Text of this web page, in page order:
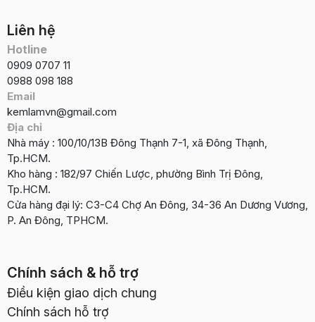
Liên hệ
Hotline
0909 0707 11
0988 098 188
Email
kemlamvn@gmail.com
Địa chỉ
Nhà máy : 100/10/13B Đông Thạnh 7-1, xã Đông Thạnh,
Tp.HCM.
Kho hàng : 182/97 Chiến Lược, phường Bình Trị Đông,
Tp.HCM.
Cửa hàng đại lý: C3-C4 Chợ An Đông, 34-36 An Dương Vương,
P. An Đông, TPHCM.
Chính sách & hỗ trợ
Điều kiện giao dịch chung
Chính sách hỗ trợ